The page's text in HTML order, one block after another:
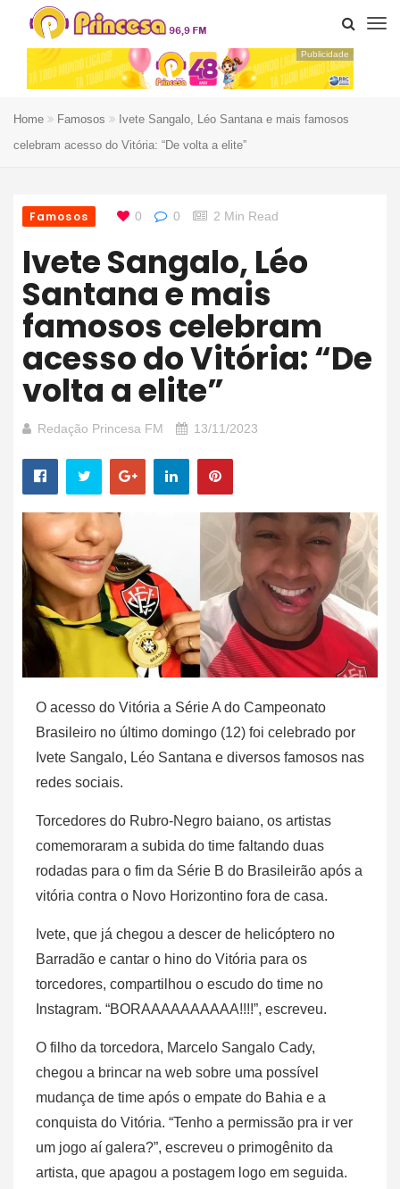
Publicidade
Home Famosos
Ivete Sangalo, Léo Santana e mais famosos
celebram acesso do Vitória: “De volta a elite”
Famosos 0 0 2 Min Read
Ivete Sangalo, Léo
Santana e mais
famosos celebram
acesso do Vitória: “De
volta a elite”
Redação Princesa FM 13/11/2023
O acesso do Vitória a Série A do Campeonato
Brasileiro no último domingo (12) foi celebrado por
Ivete Sangalo, Léo Santana e diversos famosos nas
redes sociais.
Torcedores do Rubro-Negro baiano, os artistas
comemoraram a subida do time faltando duas
rodadas para o fim da Série B do Brasileirão após a
vitória contra o Novo Horizontino fora de casa.
Ivete, que já chegou a descer de helicóptero no
Barradão e cantar o hino do Vitória para os
torcedores, compartilhou o escudo do time no
Instagram. “BORAAAAAAAAAA!!!!”, escreveu.
O filho da torcedora, Marcelo Sangalo Cady,
chegou a brincar na web sobre uma possível
mudança de time após o empate do Bahia e a
conquista do Vitória. “Tenho a permissão pra ir ver
um jogo aí galera?”, escreveu o primogênito da
artista, que apagou a postagem logo em seguida.